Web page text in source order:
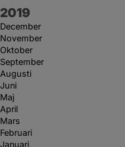
År:
2019
December
November
Oktober
September
Augusti
Juni
Maj
April
Mars
Februari
Januari